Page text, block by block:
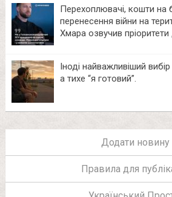
Перехоплювачі, кошти на
перенесення війни на
Хмара озвучив
Іноді найважливіший
а тихе “я готовий”.
Додати новину
Правила для